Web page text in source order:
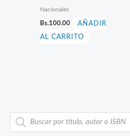
Nacionales
Bs.100.00
AÑADIR
AL CARRITO
B